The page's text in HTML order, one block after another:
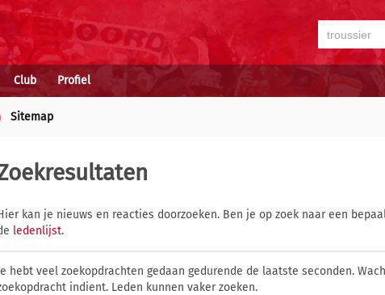
Club Profiel
Sitemap
kan je nieuws en reacties doorzoeken. Ben je op zoek naar een
ledenlijst.
hebt veel zoekopdrachten gedaan gedurende de laatste seconden.
indient. Leden kunnen vaker zoeken.